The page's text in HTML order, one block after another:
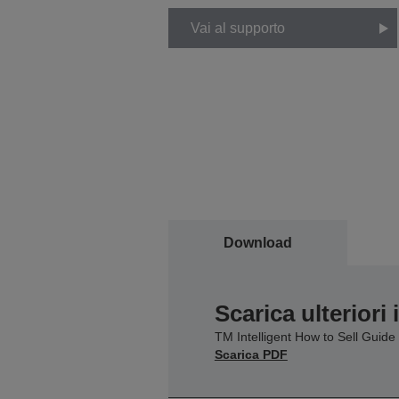
Vai al supporto
Download
Scarica ulteriori
TM Intelligent How to Sell Guide
Scarica PDF